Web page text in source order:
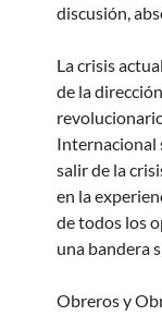
discusión,
La crisis
de la
Internacional
salir de la
en la
de todos los
una bandera
Obreros y